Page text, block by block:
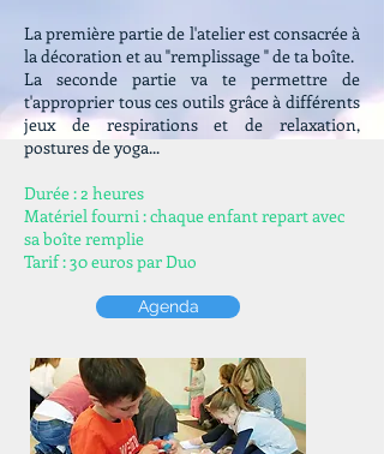
La première partie de l'atelier est consacrée à
la décoration et au "remplissage " de ta boîte.
La seconde partie va te permettre de
t'approprier tous ces outils grâce à différents
jeux de respirations et de relaxation,
postures de yoga...
Durée : 2 heures
Matériel fourni : chaque enfant repart avec
sa boîte remplie
Tarif : 30 euros par Duo
Agenda